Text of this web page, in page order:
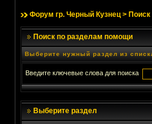
Форум гр. Черный Кузнец> Поиск
Поиск по разделам помощи
Выберите нужный раздел из
Введите ключевые слова для поиска
Выберите раздел